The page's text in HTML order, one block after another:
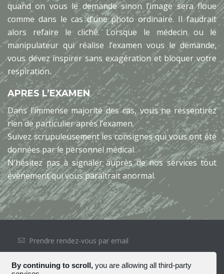
quand on vous le demande sinon l’image sera floue
comme dans le cas d’une photo ordinaire. Il faudrait
alors refaire le cliché. Lorsque le médecin ou le
manipulateur qui réalise l’examen vous le demande,
vous devez inspirer sans exagération et bloquer votre
respiration.
APRES L’EXAMEN
Dans l’immense majorité des cas, vous ne ressentirez
rien de particulier après l’examen.
Suivez scrupuleusement les consignes qui vous ont été
données par le personnel médical.
N’hésitez pas à signaler auprès de nos services tout
événement qui vous paraîtrait anormal.
Prendre rendez-vous par email
Accès professionnel
By continuing to scroll, you are allowing all third-party